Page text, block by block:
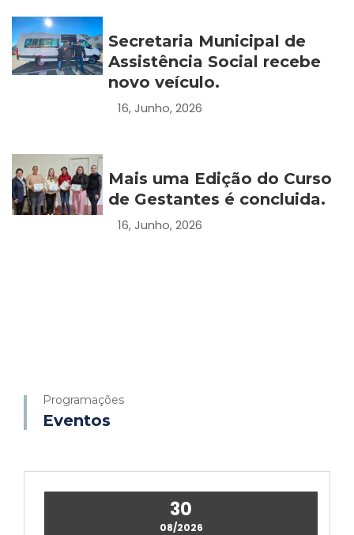
Secretaria Municipal de
Assistência Social recebe
novo veículo.
16, Junho, 2026
Mais uma Edição do Curso
de Gestantes é concluida.
16, Junho, 2026
Programações
Eventos
30
08/2026